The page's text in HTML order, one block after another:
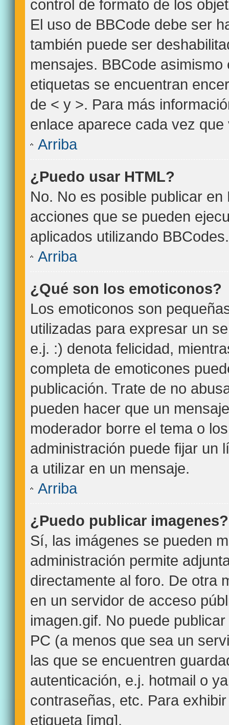
control de formato de los
El uso de BBCode debe ser
también puede ser
mensajes. BBCode
etiquetas se encuentran
de < y >. Para más
enlace aparece cada vez
Arriba
¿Puedo usar HTML?
No. No es posible publicar
acciones que se pueden
aplicados utilizando BBCodes.
Arriba
¿Qué son los emoticonos?
Los emoticonos son
utilizadas para expresar un
e.j. :) denota felicidad,
completa de emoticones
publicación. Trate de no
pueden hacer que un
moderador borre el tema o
administración puede fijar un
a utilizar en un mensaje.
Arriba
¿Puedo publicar imagenes?
Sí, las imágenes se pueden
administración permite
directamente al foro. De otra
en un servidor de acceso
imagen.gif. No puede
PC (a menos que sea un
las que se encuentren
autenticación, e.j. hotmail o
contraseñas, etc. Para
etiqueta [img].